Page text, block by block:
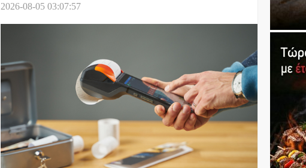
2026-08-05 03:07:57